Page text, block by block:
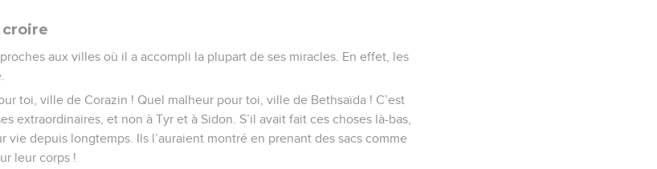
aux villes où il a accompli la plupart de ses miracles. En effet, les
toi, ville de Corazin ! Quel malheur pour toi, ville de Bethsaïda ! C’est
extraordinaires, et non à Tyr et à Sidon. S’il avait fait ces choses là-bas,
vie depuis longtemps. Ils l’auraient montré en prenant des sacs comme
leur corps !